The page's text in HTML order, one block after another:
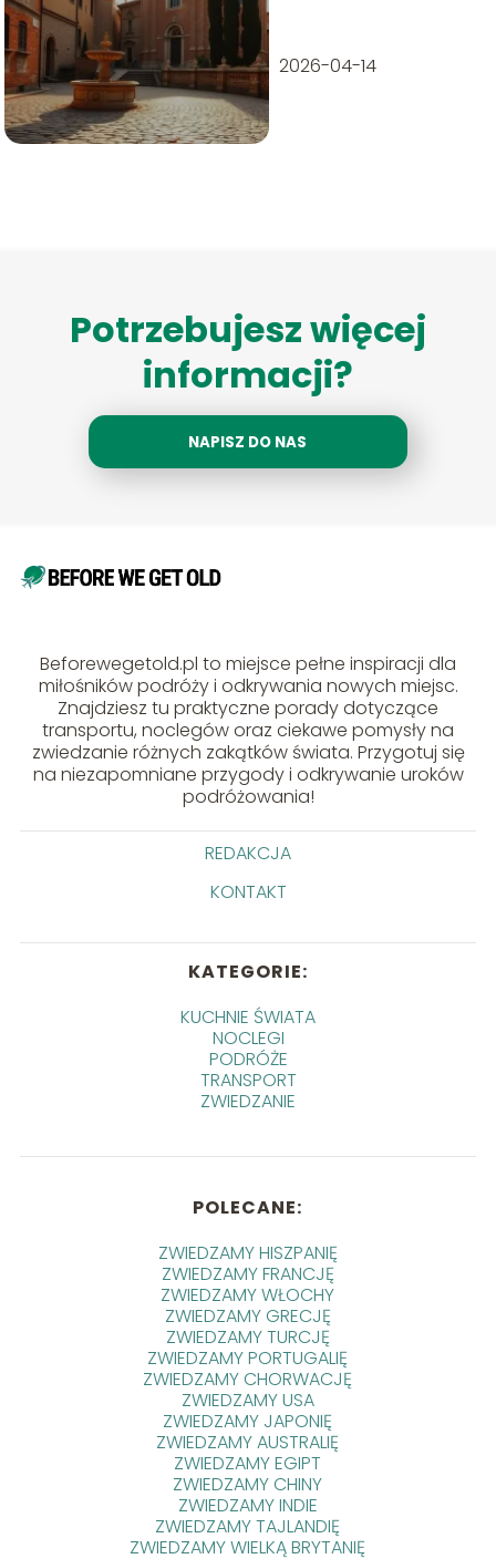
2026-04-14
Potrzebujesz więcej
informacji?
NAPISZ DO NAS
Beforewegetold.pl to miejsce pełne inspiracji dla
miłośników podróży i odkrywania nowych miejsc.
Znajdziesz tu praktyczne porady dotyczące
transportu, noclegów oraz ciekawe pomysły na
zwiedzanie różnych zakątków świata. Przygotuj się
na niezapomniane przygody i odkrywanie uroków
podróżowania!
REDAKCJA
KONTAKT
KATEGORIE:
KUCHNIE ŚWIATA
NOCLEGI
PODRÓŻE
TRANSPORT
ZWIEDZANIE
POLECANE:
ZWIEDZAMY HISZPANIĘ
ZWIEDZAMY FRANCJĘ
ZWIEDZAMY WŁOCHY
ZWIEDZAMY GRECJĘ
ZWIEDZAMY TURCJĘ
ZWIEDZAMY PORTUGALIĘ
ZWIEDZAMY CHORWACJĘ
ZWIEDZAMY USA
ZWIEDZAMY JAPONIĘ
ZWIEDZAMY AUSTRALIĘ
ZWIEDZAMY EGIPT
ZWIEDZAMY CHINY
ZWIEDZAMY INDIE
ZWIEDZAMY TAJLANDIĘ
ZWIEDZAMY WIELKĄ BRYTANIĘ